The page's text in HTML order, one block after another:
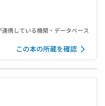
携している機関・データベース
この本の所蔵を確認